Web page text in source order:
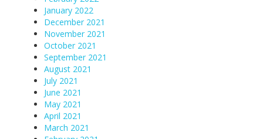
January 2022
December 2021
November 2021
October 2021
September 2021
August 2021
July 2021
June 2021
May 2021
April 2021
March 2021